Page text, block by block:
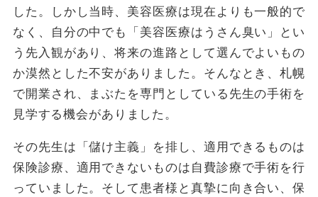
した。しかし当時、美容医療は現在よりも一般的で
なく、自分の中でも「美容医療はうさん臭い」とい
う先入観があり、将来の進路として選んでよいもの
か漠然とした不安がありました。そんなとき、札幌
で開業され、まぶたを専門としている先生の手術を
見学する機会がありました。
その先生は「儲け主義」を排し、適用できるものは
保険診療、適用できないものは自費診療で手術を行
っていました。そして患者様と真摯に向き合い、保